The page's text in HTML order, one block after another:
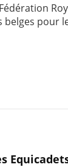
belges pour